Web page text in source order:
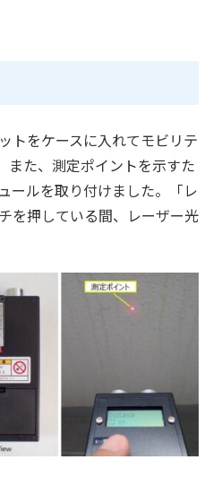
トをケースに入れてモビリテ
また、測定ポイントを示すた
ールを取り付けました。「レ
を押している間、レーザー光